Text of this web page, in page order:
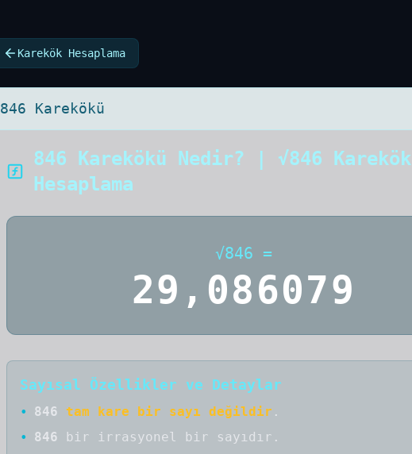
Karekök Hesaplama
846 Karekökü
846 Karekökü Nedir? | √846 Karekök
Hesaplama
√846 =
29,086079
Sayısal Özellikler ve Detaylar
• 846 tam kare bir sayı değildir .
•
846 bir irrasyonel bir sayıdır .